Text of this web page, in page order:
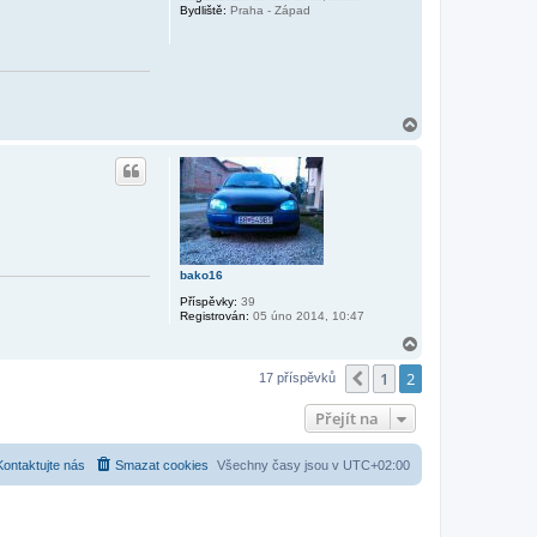
Bydliště: Praha - Západ
bako16
Příspěvky: 39
Registrován: 05 úno 2014, 10:47
o
17 příspěvků Předchozí
1 2
Přejít na
Všechny časy jsou v UTC+02:00
Smazat cookies
nás